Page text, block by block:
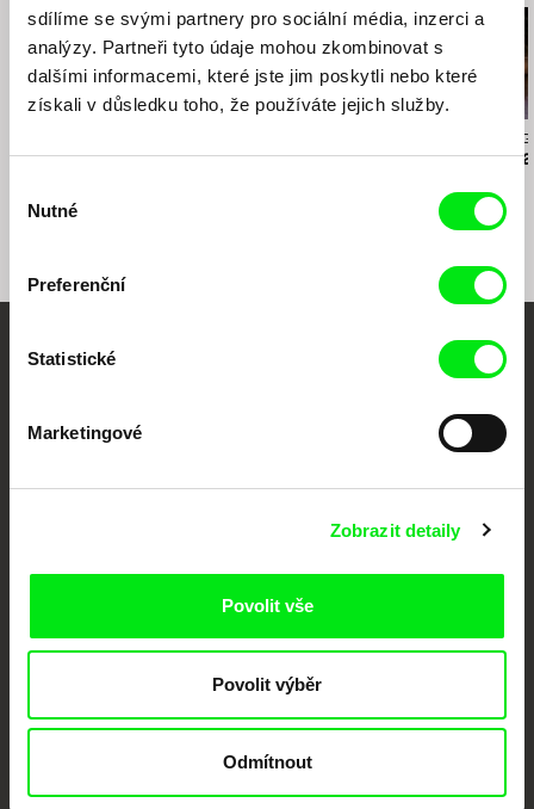
sdílíme se svými partnery pro sociální média, inzerci a
analýzy. Partneři tyto údaje mohou zkombinovat s
dalšími informacemi, které jste jim poskytli nebo které
získali v důsledku toho, že používáte jejich služby.
souhlasu
Nutné
Preferenční
Statistické
Marketingové
Zobrazit detaily
Povolit vše
Povolit výběr
Odmítnout
Šedá zóna
Zpráva o putování
Francesco De
Blátivá cesta
každý týden
Portál DAFilms.cz je výsledkem tvůrčí spolupráce 7 klíčových evropských
posouvat hranice dokumentárního filmu, propagovat jeho rozmanitost a
Členové Doc Alliance